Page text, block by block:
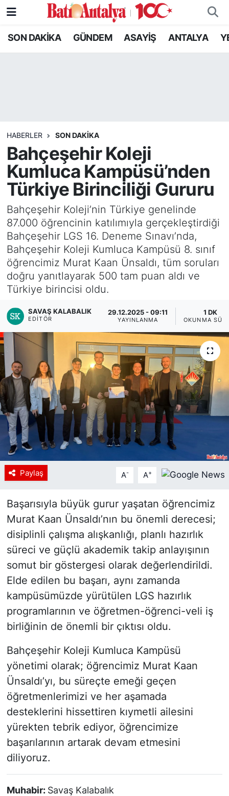
SON DAKİKA GÜNDEM ASAYİŞ ANTALYA
HABERLER SON DAKIKA
Bahçeşehir Koleji
Kumluca Kampüsü’nden
Türkiye Birinciliği Gururu
Bahçeşehir Koleji’nin Türkiye genelinde
87.000 öğrencinin katılımıyla gerçekleştirdiği
Bahçeşehir LGS 16. Deneme Sınavı’nda,
Bahçeşehir Koleji Kumluca Kampüsü 8. sınıf
öğrencimiz Murat Kaan Ünsaldı, tüm soruları
doğru yanıtlayarak 500 tam puan aldı ve
Türkiye birincisi oldu.
SAVAŞ KALABALIK
EDITÖR
29.12.2025 - 09:11
YAYINLANMA
1 DK
OKUNMA
Paylaş A- A+
Başarısıyla büyük gurur yaşatan öğrencimiz
Murat Kaan Ünsaldı’nın bu önemli derecesi;
disiplinli çalışma alışkanlığı, planlı hazırlık
süreci ve güçlü akademik takip anlayışının
somut bir göstergesi olarak değerlendirildi.
Elde edilen bu başarı, aynı zamanda
kampüsümüzde yürütülen LGS hazırlık
programlarının ve öğretmen-öğrenci-veli iş
birliğinin de önemli bir çıktısı oldu.
Bahçeşehir Koleji Kumluca Kampüsü
yönetimi olarak; öğrencimiz Murat Kaan
Ünsaldı’yı, bu süreçte emeği geçen
öğretmenlerimizi ve her aşamada
desteklerini hissettiren kıymetli ailesini
yürekten tebrik ediyor, öğrencimize
başarılarının artarak devam etmesini
diliyoruz.
Muhabir: Savaş Kalabalık
SON DAKİKA
RESMİ İLANLAR
EKONOMİ
Nöbetçi Eczaneler
Son Dakika Haberleri
Haber Arşivi